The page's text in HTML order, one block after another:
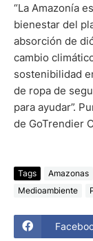
“La Amazonía
bienestar del
absorción de
cambio
sostenibilidad
de ropa de
para ayudar”.
de GoTrendier
Tags Amazonas
Medioambiente